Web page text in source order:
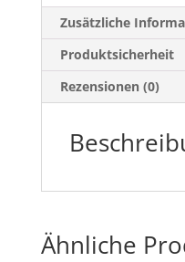
Zusätzliche
Produktsicherheit
Rezensionen (0)
Ähnliche